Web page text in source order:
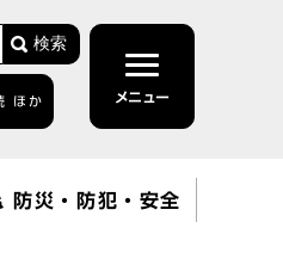
検索
ほか メニュー
防災・防犯・安全